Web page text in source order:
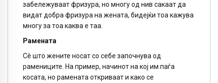
забележуваат фризура, но многу од нив сакаат да
видат добра фризура на жената, бидејќи тоа кажува
многу за тоа каква е таа.
Рамената
Сè што жените носат со себе започнува од
рамениците. На пример, начинот на кој им паѓа
косата, но рамената откриваат и како се